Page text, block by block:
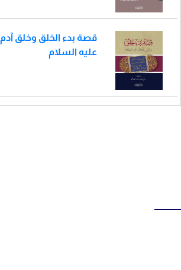
قصة بدء الخلق وخلق آدم
عليه السلام